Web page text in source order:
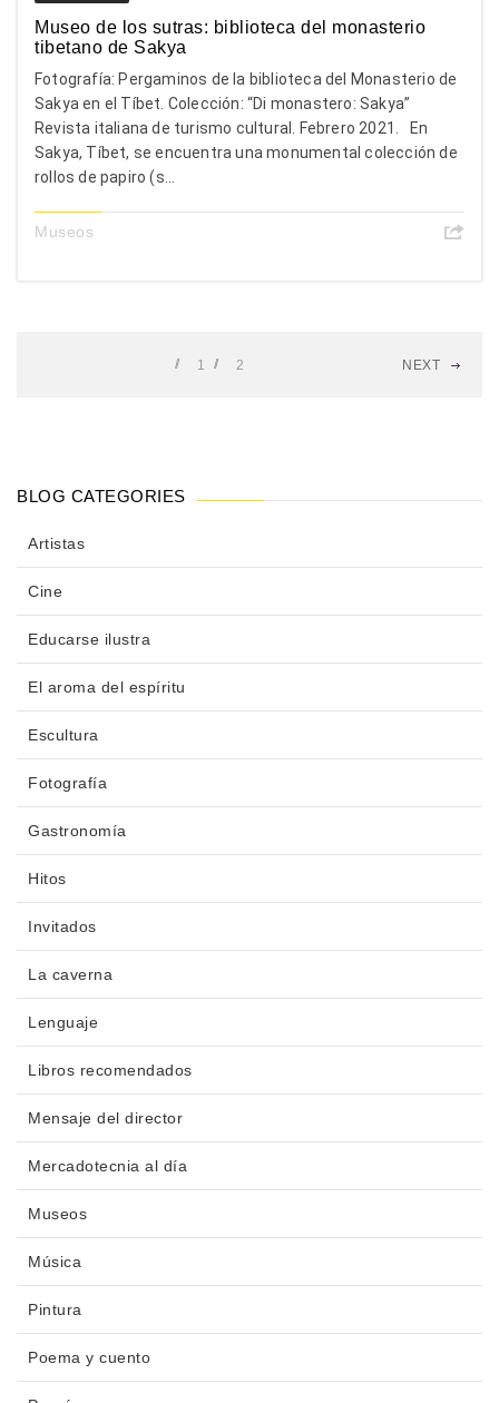
Museo de los sutras: biblioteca del monasterio
tibetano de Sakya
Fotografía: Pergaminos de la biblioteca del Monasterio de
Sakya en el Tíbet. Colección: “Di monastero: Sakya”
Revista italiana de turismo cultural. Febrero 2021. En
Sakya, Tíbet, se encuentra una monumental colección de
rollos de papiro (s...
Museos
1 2 NEXT
BLOG CATEGORIES
Artistas
Cine
Educarse ilustra
El aroma del espíritu
Escultura
Fotografía
Gastronomía
Hitos
Invitados
La caverna
Lenguaje
Libros recomendados
Mensaje del director
Mercadotecnia al día
Museos
Música
Pintura
Poema y cuento